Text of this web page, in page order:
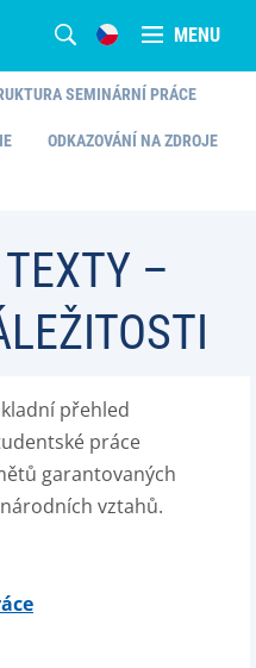
MENU
SEMINÁRNÍ PRÁCE
ODKAZOVÁNÍ NA ZDROJE
–
přehled
práce
garantovaných
vztahů.